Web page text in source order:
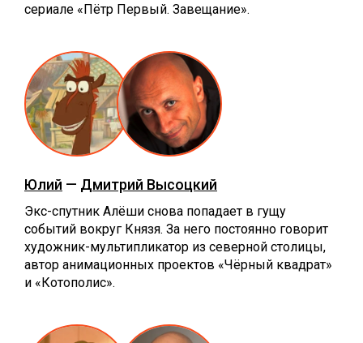
сериале «Пётр Первый. Завещание».
Юлий — Дмитрий Высоцкий
Экс-спутник Алёши снова попадает в гущу
событий вокруг Князя. За него постоянно говорит
художник-мультипликатор из северной столицы,
автор анимационных проектов «Чёрный квадрат»
и «Котополис».